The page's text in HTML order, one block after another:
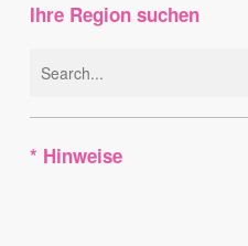
Ihre Region suchen
* Hinweise